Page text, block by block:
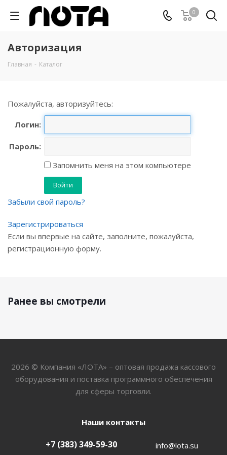
0
Авторизация
Главная - Каталог
Пожалуйста, авторизуйтесь:
Логин:
Пароль:
Запомнить меня на этом компьютере
Забыли свой пароль?
Зарегистрироваться
Если вы впервые на сайте, заполните, пожалуйста,
регистрационную форму.
Ранее вы смотрели
2026 © Компания «ЛОТА» – оптовая продажа кассового
оборудования и поставка программного обеспечения
для сферы торговли.
Наши контакты
+7 (383) 349-59-30 info@lota.su